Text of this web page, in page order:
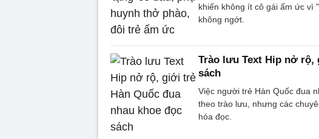
khiến không ít cô gái ấm ức vì
không ngớt.
Trào lưu Text Hip nở rộ,
sách
Việc người trẻ Hàn Quốc đua
theo trào lưu, nhưng các
hóa đọc.